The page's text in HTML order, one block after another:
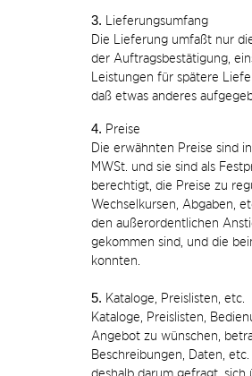
3. Lieferungsumfang
Die Lieferung umfaßt nur
der Auftragsbestätigung,
Leistungen für spätere
daß etwas anderes
4. Preise
Die erwähnten Preise sind
MWSt. und sie sind als
berechtigt, die Preise zu
Wechselkursen, Abgaben,
den außerordentlichen
gekommen sind, und die
konnten.
5. Kataloge, Preislisten, etc.
Kataloge, Preislisten,
Angebot zu wünschen,
Beschreibungen, Daten,
deshalb darum gefragt,